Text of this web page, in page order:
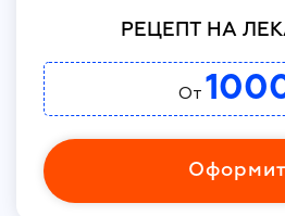
РЕЦЕПТ НА
От